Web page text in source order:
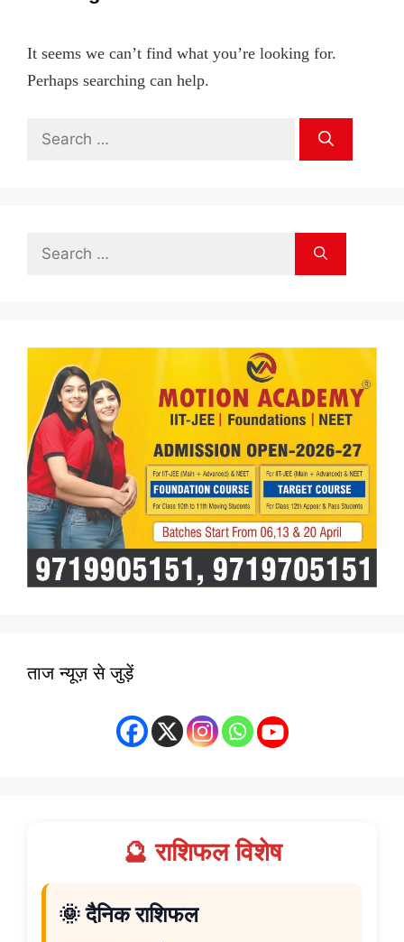
It seems we can’t find what you’re looking for.
Perhaps searching can help.
Search
Search
ताज न्यूज़ से जुड़ें
🔮 राशिफल विशेष
🌞 दैनिक राशिफल